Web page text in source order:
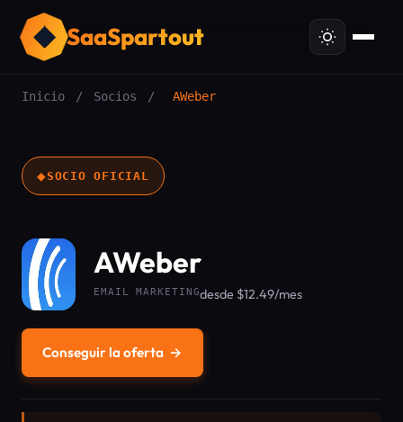
SaaSpartout
Inicio / Socios / AWeber
◆SOCIO OFICIAL
AWeber
EMAIL MARKETINGdesde $12.49/mes
Conseguir la oferta →